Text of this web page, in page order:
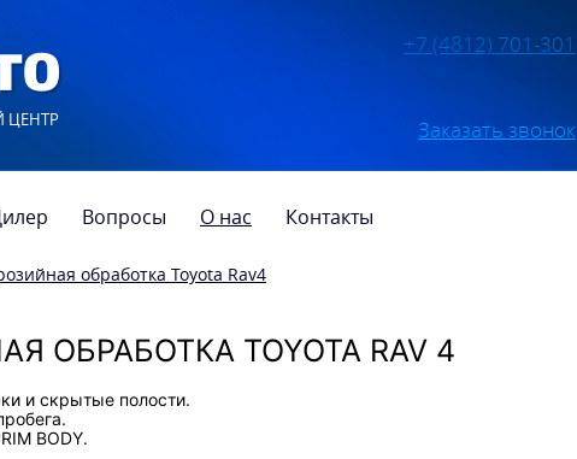
ЦЕНТР
+7 (4812) 701-301
Заказать звонок
Вопросы О нас Контакты
обработка Toyota Rav4
ОБРАБОТКА TOYOTA RAV 4
и скрытые полости.
BODY.